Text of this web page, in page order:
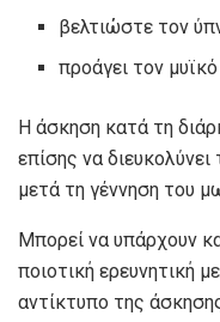
βελτιώστε τον
προάγει τον
Η άσκηση κατά τη
επίσης να
μετά τη γέννηση του
Μπορεί να υπάρχουν
ποιοτική ερευνητική
αντίκτυπο της